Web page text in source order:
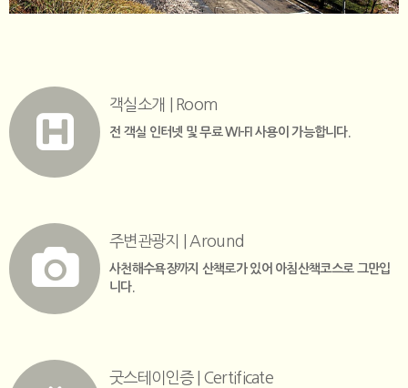
객실소개 | Room
전 객실 인터넷 및 무료 WI-FI 사용이 가능합니다.
주변관광지 | Around
사천해수욕장까지 산책로가 있어 아침산책코스로 그만입
니다.
굿스테이인증 | Certificate